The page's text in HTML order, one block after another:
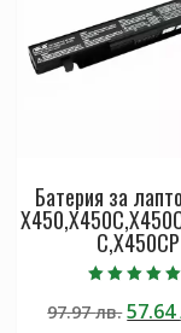
Батерия за
C,X450CP
5.00
от 5
97.97лв. 57.64